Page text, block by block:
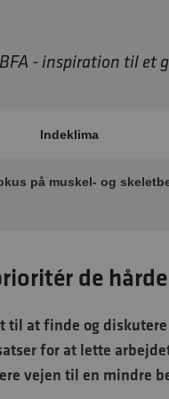
BFA - inspiration til et
Indeklima
på muskel- og
de
til at finde og diskutere
for at lette
vejen til en mindre